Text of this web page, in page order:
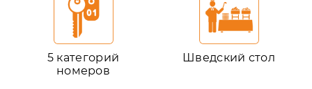
5 категорий
номеров
Шведский стол